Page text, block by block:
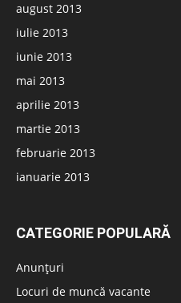
august 2013
iulie 2013
iunie 2013
mai 2013
aprilie 2013
martie 2013
februarie 2013
ianuarie 2013
CATEGORIE POPULARĂ
Anunțuri
Locuri de muncă vacante